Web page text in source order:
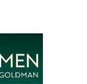
rayon de
dans
une petite
cette